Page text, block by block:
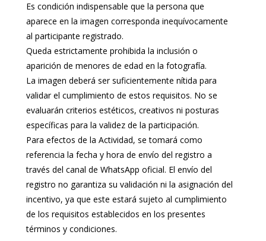
Es condición indispensable que la persona que
aparece en la imagen corresponda inequívocamente
al participante registrado.
Queda estrictamente prohibida la inclusión o
aparición de menores de edad en la fotografía.
La imagen deberá ser suficientemente nítida para
validar el cumplimiento de estos requisitos. No se
evaluarán criterios estéticos, creativos ni posturas
específicas para la validez de la participación.
Para efectos de la Actividad, se tomará como
referencia la fecha y hora de envío del registro a
través del canal de WhatsApp oficial. El envío del
registro no garantiza su validación ni la asignación del
incentivo, ya que este estará sujeto al cumplimiento
de los requisitos establecidos en los presentes
términos y condiciones.